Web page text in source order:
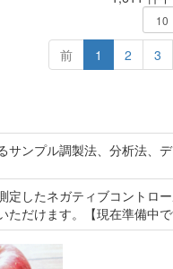
前 1 2 3
サンプル調製法、分析法、
定したネガティブコントロ
ただけます。【現在準備中